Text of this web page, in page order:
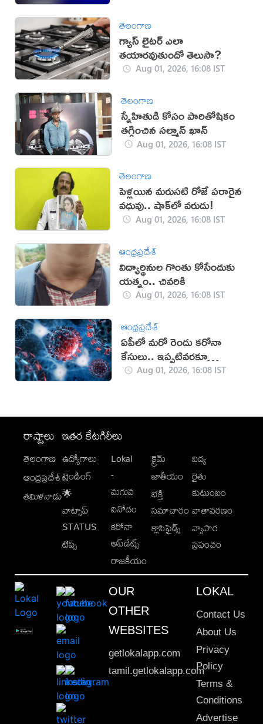
తెలంగాణ
గ్యాస్ లైటర్ ఎలా
తయారవుతుందో తెలుసా?
Aug 01, 2026, 16:08 IST
తెలంగాణ
స్నేహితుడి కోసం పారితోషికం
తగ్గించిన సల్మాన్ ఖాన్
Aug 01, 2026, 16:08 IST
తెలంగాణ
పెళ్లయిన మరుసటి రోజే పరారైన
వధువు.. షాక్‌లో వరుడు!
Aug 01, 2026, 16:08 IST
ఆంధ్రప్రదేశ్
విద్యార్థినుల గొంతు కోసేందుకు
యత్నం.. చివరికి
Aug 01, 2026, 16:08 IST
ఆంధ్రప్రదేశ్
ఏపీలో మరో రెండు కరోనా
కేసులు.. ఇప్పటివరకూ
ఎన్నంటే?
Aug 01, 2026, 16:08 IST
రాష్ట్రాలు
తెలంగాణ
ఆంధ్రప్రదేశ్
తమిళనాడు
ఇతర కేటగిరీలు
ఉద్యోగాలు
ట్రెండింగ్
🌟
వాట్సాప్
STATUS
టిప్స్
Lokal
-
మగువ
వినోదం
కరోనా
అప్‌డేట్స్
రాజకీయం
క్రైమ్
జాతీయం
భక్తి
సమాచారం
క్లాసిఫైడ్స్
విద్య
రైతు
కుటుంబం
వాతావరణం
వ్యాపార
ప్రపంచం
OUR
OTHER
WEBSITES
getlokalapp.com
tamil.getlokalapp.com
LOKAL
Contact Us
About Us
Privacy
Policy
Terms &
Conditions
Advertise